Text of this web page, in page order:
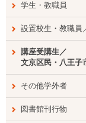
学生・教職員
設置校生・教職員
講座受講生／
文京区民・八王子
その他学外者
図書館刊行物